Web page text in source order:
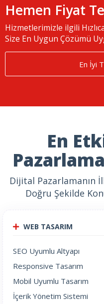
Hemen Fiyat
Hizmetlerimizle ilgili
Size En Uygun Çözümü
En İyi
En
Dijital Pazarlamanın
Doğru Şekilde
WEB TASARIM
SEO Uyumlu Altyapı
Responsive Tasarım
Mobil Uyumlu Tasarım
İçerik Yönetim Sistemi